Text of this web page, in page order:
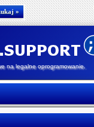
na legalne oprogramowanie.